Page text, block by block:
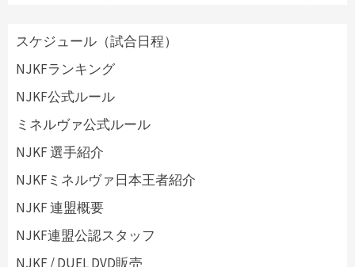
スケジュール（試合日程）
NJKFランキング
NJKF公式ルール
ミネルヴァ公式ルール
NJKF 選手紹介
NJKFミネルヴァ日本王者紹介
NJKF 連盟概要
NJKF連盟公認スタッフ
NJKF / DUEL DVD販売